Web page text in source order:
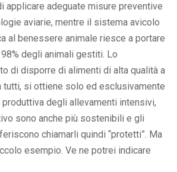
applicare adeguate misure preventive
aviarie, mentre il sistema avicolo
al benessere animale riesce a portare
degli animali gestiti. Lo
di disporre di alimenti di alta qualità a
si ottiene solo ed esclusivamente
produttiva degli allevamenti intensivi,
sono anche più sostenibili e gli
chiamarli quindi “protetti”. Ma
esempio. Ve ne potrei indicare